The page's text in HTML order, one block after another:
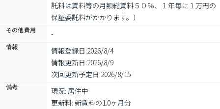
託料は賃料等の月額総賃料５０％、１年毎に１万円の
保証委託料がかかります。）
その他費用 -
情報 情報登録日:2026/8/4
情報更新日:2026/8/9
次回更新予定日:2026/8/15
備考
現況: 居住中
更新料: 新賃料の1.0ヶ月分